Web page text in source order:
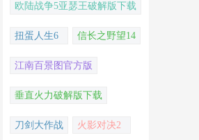
欧陆战争5亚瑟王破解版下载
扭蛋人生6 信长之野望14
江南百景图官方版
垂直火力破解版下载
刀剑大作战 火影对决2